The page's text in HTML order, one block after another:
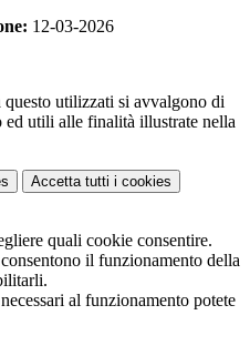
12-03-2026
utilizzati si avvalgono di
ed utili alle finalità illustrate nella
Accetta tutti i cookies
quali cookie consentire.
il funzionamento della
al funzionamento potete